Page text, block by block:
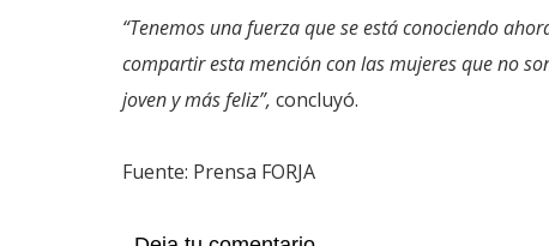
“Tenemos una fuerza que se está conociendo
compartir esta mención con las mujeres que no
joven y más feliz”, concluyó.
Fuente: Prensa FORJA